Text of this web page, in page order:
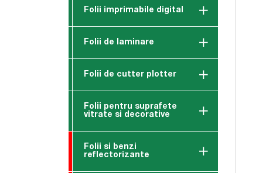
Folii imprimabile digital
Folii de laminare
Folii de cutter plotter
Folii pentru suprafete
vitrate si decorative
Folii si benzi
reflectorizante